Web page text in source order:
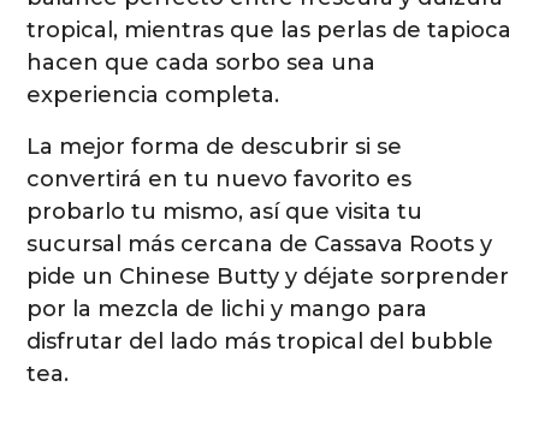
tropical, mientras que las perlas de tapioca
hacen que cada sorbo sea una
experiencia completa.
La mejor forma de descubrir si se
convertirá en tu nuevo favorito es
probarlo tu mismo, así que visita tu
sucursal más cercana de Cassava Roots y
pide un Chinese Butty y déjate sorprender
por la mezcla de lichi y mango para
disfrutar del lado más tropical del bubble
tea.